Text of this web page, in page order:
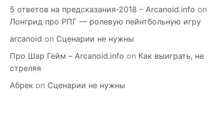
5 ответов на предсказания-2018 – Arcanoid.info on
Лонгрид про РПГ — ролевую пейнтбольную игру
arcanoid on Сценарии не нужны
Про Шар Гейм – Arcanoid.info on Как выиграть, не
стреляя
Абрек on Сценарии не нужны